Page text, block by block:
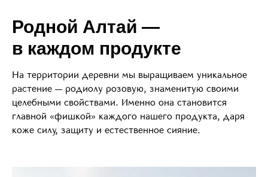
Родной Алтай —
в каждом продукте
На территории деревни мы выращиваем уникальное
растение — родиолу розовую, знаменитую своими
целебными свойствами. Именно она становится
главной «фишкой» каждого нашего продукта, даря
коже силу, защиту и естественное сияние.